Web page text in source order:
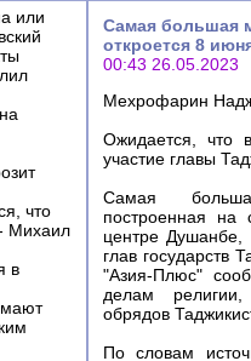
или
что
Михаил
в
Самая большая
откроется 8
00:43 26.05.2023
Мехрофарин
Ожидается, что
участие главы
Самая
построенная на
центре Душанбе,
глав государств
"Азия-Плюс"
делам
обрядов
По словам